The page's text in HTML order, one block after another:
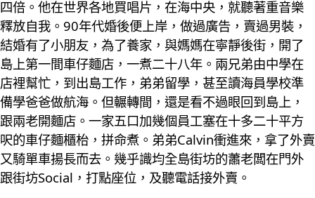
四倍。他在世界各地買唱片，在海中央，就聽著重音樂
釋放自我。90年代婚後便上岸，做過廣告，賣過男裝，
結婚有了小朋友，為了養家，與媽媽在寧靜後街，開了
島上第一間車仔麵店，一煮二十八年。兩兄弟由中學在
店裡幫忙，到出島工作，弟弟留學，甚至讀海員學校準
備學爸爸做航海。但輾轉間，還是看不過眼回到島上，
跟兩老開麵店。一家五口加幾個員工塞在十多二十平方
呎的車仔麵櫃枱，拼命煮。弟弟Calvin衝進來，拿了外賣
又騎單車揚長而去。幾乎識均全島街坊的蕭老闆在門外
跟街坊Social，打點座位，及聽電話接外賣。